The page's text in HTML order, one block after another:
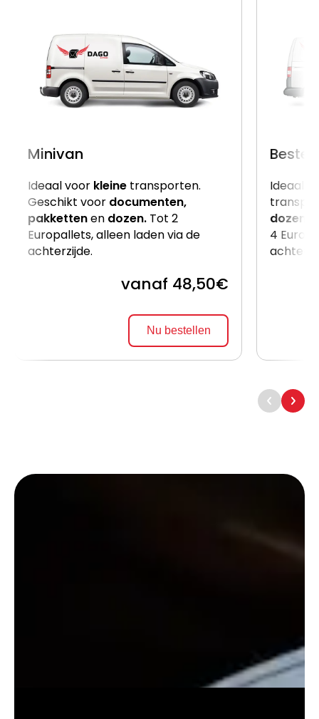
Minivan
Ideaal voor kleine transporten.
Geschikt voor documenten,
pakkettenen dozen. Tot 2
Europallets, alleen laden via de
achterzijde.
vanaf 48,50€
Nu bestellen
Ideaal
dozen
4